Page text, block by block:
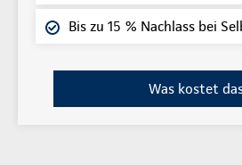
Bis zu 15 % Nachlass bei
Was kostet